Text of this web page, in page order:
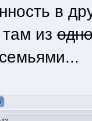
в
там из